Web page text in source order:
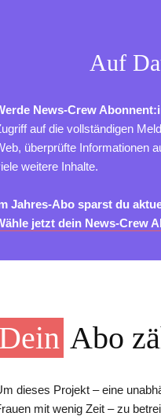
Auf
News-Crew
auf die vollständigen
überprüfte Informationen
weitere Inhalte.
Jahres-Abo sparst du
jetzt dein News-Crew
Dein Abo
dieses Projekt – eine
mit wenig Zeit – zu